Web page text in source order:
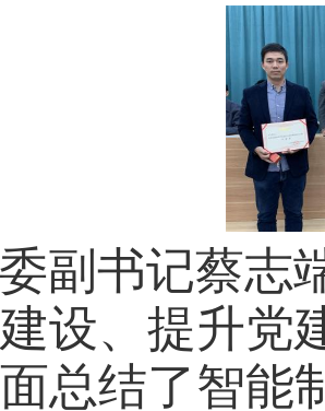
副书记蔡志
设、提升党
总结了智能